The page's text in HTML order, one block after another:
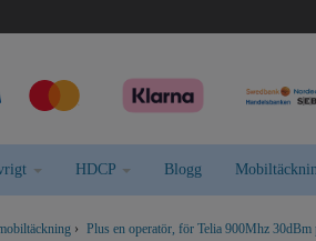
HDCP Blogg
› Plus en operatör, för Telia 900Mhz 30dBm